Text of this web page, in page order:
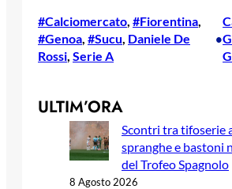
#Calciomercato #Fiorentina
#Genoa #Sucu Daniele De
Rossi Serie A
•
ULTIM’ORA
Scontri tra tifoserie
spranghe e bastoni
del Trofeo Spagnolo
8 Agosto 2026